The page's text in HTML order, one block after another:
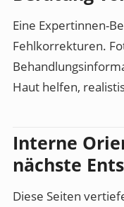
Eine Expertinnen-
Fehlkorrekturen.
Haut helfen,
Interne
nächste
Diese Seiten